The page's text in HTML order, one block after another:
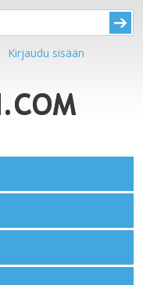
Kirjaudu sisään